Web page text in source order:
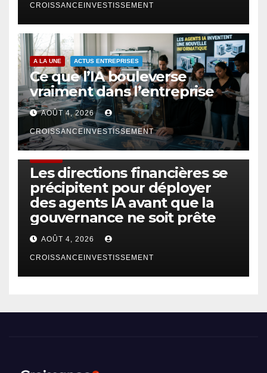
CROISSANCEINVESTISSEMENT
A LA UNE ACTUS ENTREPRISES
Ce que l’IA bouleverse
vraiment dans l’entreprise
AOÛT 4, 2026
CROISSANCEINVESTISSEMENT
Les directions financières se
précipitent pour déployer
des agents IA avant que la
gouvernance ne soit prête
AOÛT 4, 2026
CROISSANCEINVESTISSEMENT